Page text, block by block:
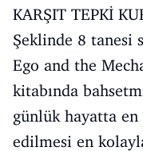
KARŞIT TEPKİ
Şeklinde 8 tanesi
Ego and the
kitabında
günlük hayatta en
edilmesi en